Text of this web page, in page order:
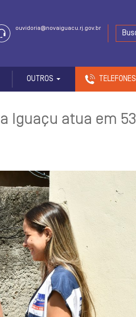
ouvidoria@novaiguacu.rj.gov.br
OUTROS TELEFONES
Iguaçu atua em 53